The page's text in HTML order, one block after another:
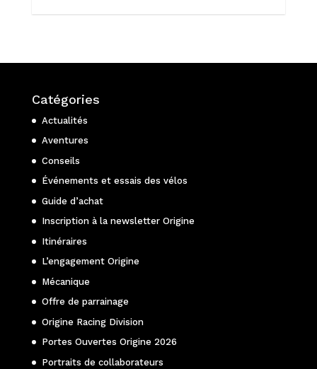
Catégories
Actualités
Aventures
Conseils
Événements et essais des vélos
Guide d’achat
Inscription à la newsletter Origine
Itinéraires
L’engagement Origine
Mécanique
Offre de parrainage
Origine Racing Division
Portes Ouvertes Origine 2026
Portraits de collaborateurs